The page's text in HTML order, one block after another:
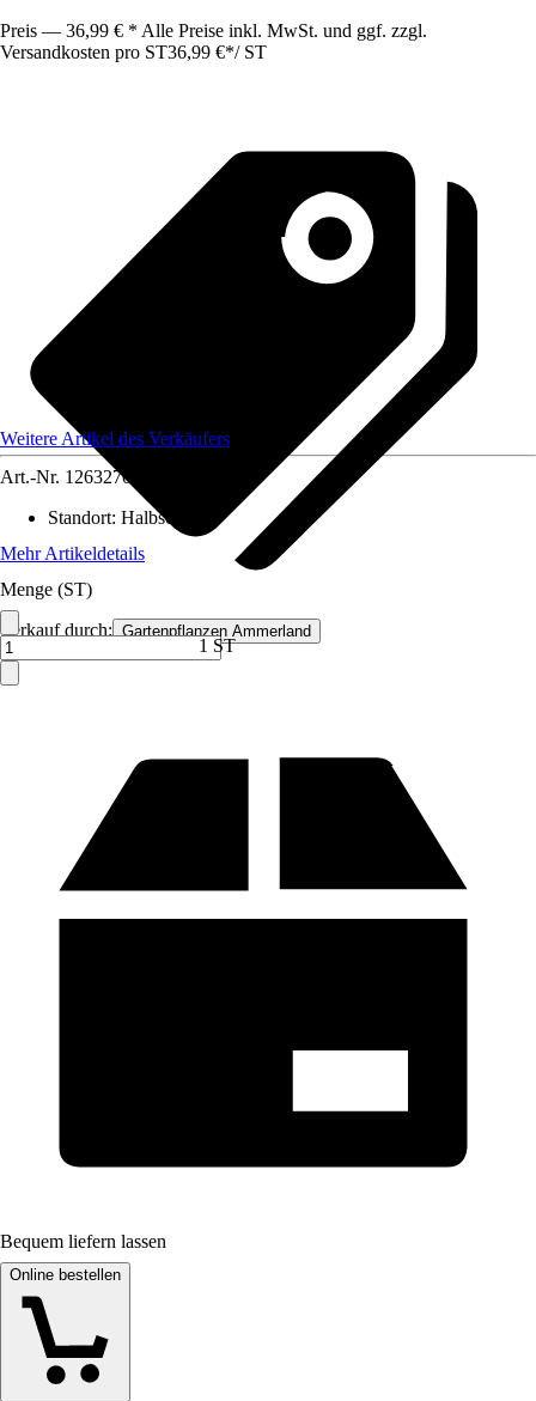
Preis — 36,99 € * Alle Preise inkl. MwSt. und ggf. zzgl.
Versandkosten pro ST36,99 €*/ ST
Verkauf durch: Gartenpflanzen Ammerland
Weitere Artikel des Verkäufers
Art.-Nr. 12632702
Standort: Halbschatten
Mehr Artikeldetails
Menge (ST)
1 ST
Bequem liefern lassen
Online bestellen